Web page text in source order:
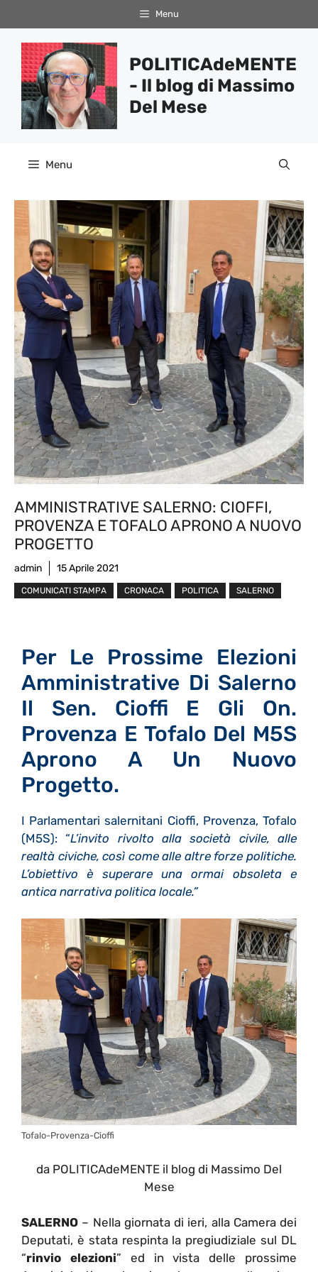
al
contenuto
Menu
POLITICAdeMENTE
- Il blog di Massimo
Del Mese
Menu
AMMINISTRATIVE SALERNO: CIOFFI,
PROVENZA E TOFALO APRONO A NUOVO
PROGETTO
admin 15 Aprile 2021
COMUNICATI STAMPA CRONACA POLITICA SALERNO
Per Le Prossime Elezioni
Amministrative Di Salerno
Il Sen. Cioffi E Gli On.
Provenza E Tofalo Del M5S
Aprono A Un Nuovo
Progetto.
I Parlamentari salernitani Cioffi, Provenza, Tofalo
(M5S): “L’invito rivolto alla società civile, alle
realtà civiche, così come alle altre forze politiche.
L’obiettivo è superare una ormai obsoleta e
antica narrativa politica locale.”
Tofalo-Provenza-Cioffi
da POLITICAdeMENTE il blog di Massimo Del
Mese
SALERNO – Nella giornata di ieri, alla Camera dei
Deputati, è stata respinta la pregiudiziale sul DL
“rinvio elezioni” ed in vista delle prossime